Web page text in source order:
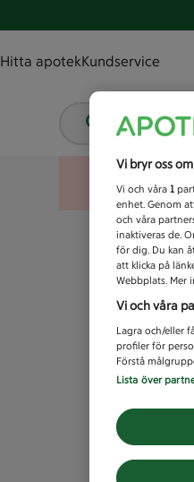
Hitta apotekKundservice
Vad letar
Vi bryr oss
Vi och våra 1
enhet. Genom
och våra
inaktiveras de.
för dig. Du kan
att klicka på
Webbplats. Mer
Vi och våra
Lagra och/eller
profiler för
Förstå
Lista över